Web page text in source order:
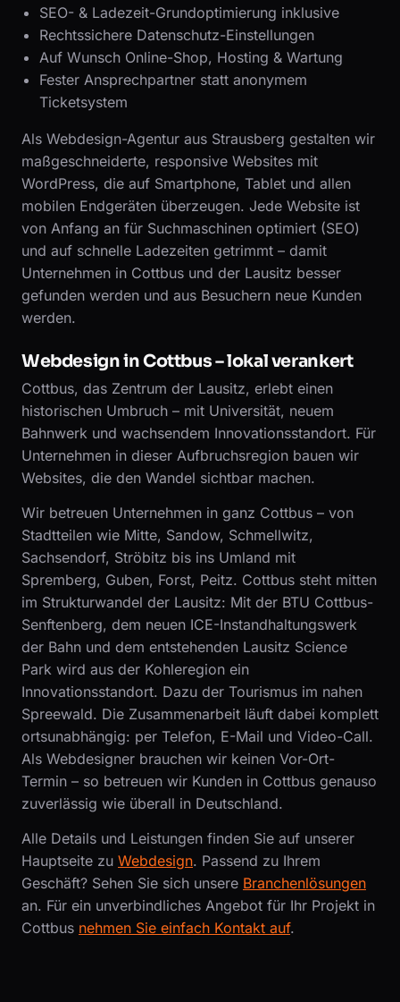
SEO- & Ladezeit-Grundoptimierung inklusive
Rechtssichere Datenschutz-Einstellungen
Auf Wunsch Online-Shop, Hosting & Wartung
Fester Ansprechpartner statt anonymem
Ticketsystem
Als Webdesign-Agentur aus Strausberg gestalten wir
maßgeschneiderte, responsive Websites mit
WordPress, die auf Smartphone, Tablet und allen
mobilen Endgeräten überzeugen. Jede Website ist
von Anfang an für Suchmaschinen optimiert (SEO)
und auf schnelle Ladezeiten getrimmt – damit
Unternehmen in Cottbus und der Lausitz besser
gefunden werden und aus Besuchern neue Kunden
werden.
Webdesign in Cottbus – lokal verankert
Cottbus, das Zentrum der Lausitz, erlebt einen
historischen Umbruch – mit Universität, neuem
Bahnwerk und wachsendem Innovationsstandort. Für
Unternehmen in dieser Aufbruchsregion bauen wir
Websites, die den Wandel sichtbar machen.
Wir betreuen Unternehmen in ganz Cottbus – von
Stadtteilen wie Mitte, Sandow, Schmellwitz,
Sachsendorf, Ströbitz bis ins Umland mit
Spremberg, Guben, Forst, Peitz. Cottbus steht mitten
im Strukturwandel der Lausitz: Mit der BTU Cottbus-
Senftenberg, dem neuen ICE-Instandhaltungswerk
der Bahn und dem entstehenden Lausitz Science
Park wird aus der Kohleregion ein
Innovationsstandort. Dazu der Tourismus im nahen
Spreewald. Die Zusammenarbeit läuft dabei komplett
ortsunabhängig: per Telefon, E-Mail und Video-Call.
Als Webdesigner brauchen wir keinen Vor-Ort-
Termin – so betreuen wir Kunden in Cottbus genauso
zuverlässig wie überall in Deutschland.
Alle Details und Leistungen finden Sie auf unserer
Hauptseite zu Webdesign. Passend zu Ihrem
Geschäft? Sehen Sie sich unsere Branchenlösungen
an. Für ein unverbindliches Angebot für Ihr Projekt in
Cottbus nehmen Sie einfach Kontakt auf.